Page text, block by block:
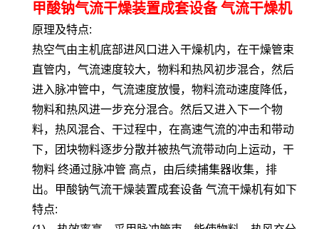
甲酸钠气流干燥装置成套设备 气流干燥机
原理及特点:
热空气由主机底部进风口进入干燥机内，在干燥管束
直管内，气流速度较大，物料和热风初步混合，然后
进入脉冲管中，气流速度放慢，物料流动速度降低，
物料和热风进一步充分混合。然后又进入下一个物
料，热风混合、干过程中，在高速气流的冲击和带动
下，团块物料逐步分散并被热气流带动向上运动，干
物料 终通过脉冲管 高点，由后续捕集器收集，排
出。甲酸钠气流干燥装置成套设备 气流干燥机有如下
特点: